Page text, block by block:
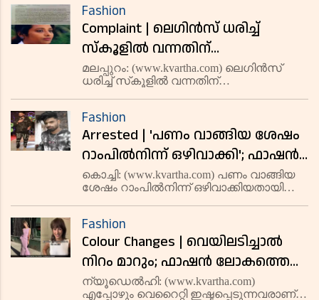
ചിലവിട്ടത് 43.14 ലക്ഷം രൂപ;
സംസ്ഥാന സര്‍കാര്‍
പുറത്തുവിടാത്ത കണക്ക്
പുറത്തുവന്നത് ഹൈകമിഷനില്‍
നിന്ന് വിവരാവകാശ നിയമപ്രകാരം
ആവശ്യപ്പെട്ടപ്പോള്‍
സംഘവും ലന്‍ഡനില്‍ തങ്ങിയപ്പോള്‍
ഹോടെല്‍ താമസത്തിനും
Fashion
Complaint | ലെഗിന്‍സ് ധരിച്ച്
സ്‌കൂളില്‍ വന്നതിന്
പ്രധാനാധ്യാപിക മോശമായി
പെരുമാറിയതായി
അധ്യാപികയുടെ പരാതി;
ഡിഇഒയെ സമീപിച്ചു
മലപ്പുറം: (www.kvartha.com) ലെഗിന്‍സ്
ധരിച്ച് സ്‌കൂളില്‍ വന്നതിന്
അധ്യാപിക ഡിഇഒയെ സമീപിച്ചു.
മലപ്പുറം എടപ്പറ്റ സികെഎച്എം
ഗവണ്‍മെന്റ് ഹൈസ്‌കൂളിലെ ഹിന്ദ
Fashion
Arrested | 'പണം വാങ്ങിയ ശേഷം
റാംപില്‍നിന്ന് ഒഴിവാക്കി'; ഫാഷന്‍
ഷോയുടെ മറവില്‍ മോഡലിങ്
കംപനികളുടെ ചൂഷണവും
തട്ടിപ്പും വ്യാപകമെന്ന് പരാതി;
ലിസാറോ സ്ഥാപകന്‍ അറസ്റ്റില്‍
കൊച്ചി: (www.kvartha.com) പണം വാങ്ങിയ
ശേഷം റാംപില്‍നിന്ന് ഒഴിവാക്കിയതായി
ട്രാന്‍സ് വുമണിനോട് അപമര്യാദയായി
പെരുമാറിയെന്ന പരാതിയില്‍ കംപനിയുടെ
സ്
Fashion
Colour Changes | വെയിലടിച്ചാല്‍
നിറം മാറും; ഫാഷന്‍ ലോകത്തെ
അമ്പരപ്പിച്ച് ഒരു വ്യത്യസ്ത
ന്യൂഡെല്‍ഹി: (www.kvartha.com)
എപ്പോഴും വെറൈറ്റി ഇഷ്ടപ്പെടുന്നവരാണ്